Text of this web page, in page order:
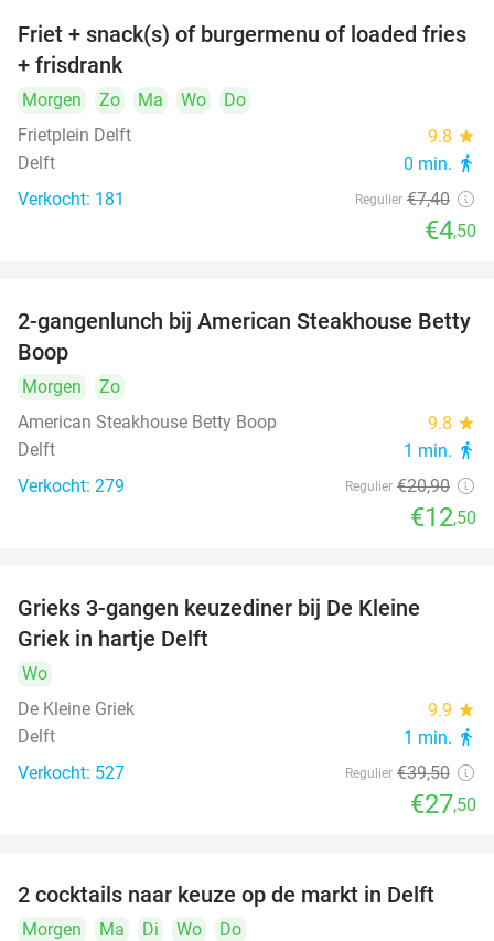
39%
Friet + snack(s) of burgermenu of loaded fries
+ frisdrank
Morgen Zo Ma Wo
Do
Frietplein Delft
9.8 star
Delft 0 min. directions_walk
Verkocht: 181 Regulier €7,40
€4,50
40%
2-gangenlunch bij American Steakhouse Betty
Boop
Morgen
Zo
American Steakhouse Betty Boop
9.8 star
Delft 1 min. directions_walk
Verkocht: 279 Regulier €20,90
€12,50
Grieks 3-gangen keuzediner bij De Kleine
Griek in hartje Delft
Wo
De Kleine Griek
9.9 star
Delft 1 min. directions_walk
Verkocht: 527 Regulier €39,50
€27,50
50%
2 cocktails naar keuze op de markt in Delft
Morgen Ma Di Wo
Do